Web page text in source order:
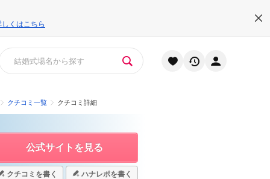
しくはこちら
クチコミ一覧 クチコミ詳細
公式サイトを見る
クチコミを書く ハナレポを書く